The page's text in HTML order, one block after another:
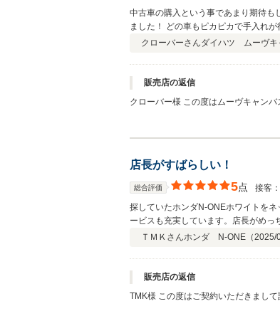
中古車の購入という事であまり期待も
ました！ どの車もピカピカで
クローバーさんダイハツ ムーヴキ
販売店の返信
クローバー様 この度はムーヴキャンバ
店長がすばらしい！
総合評価 5点 接客：
探していたホンダN-ONEホワイトを
ービスも充実しています。店長がめっ
ＴＭＫさんホンダ N-ONE（2025/
販売店の返信
TMK様 この度はご契約いただきまし